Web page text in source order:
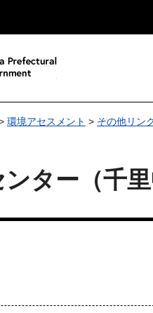
環境アセスメント > その他リン
ター（千